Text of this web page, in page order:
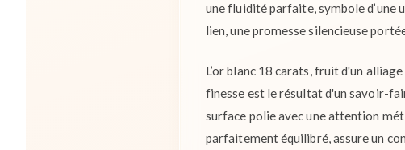
une fluidité parfaite, symbole d’une
lien, une promesse silencieuse
L’or blanc 18 carats, fruit d'un
finesse est le résultat d'un savoir-
surface polie avec une attention
parfaitement équilibré, assure un